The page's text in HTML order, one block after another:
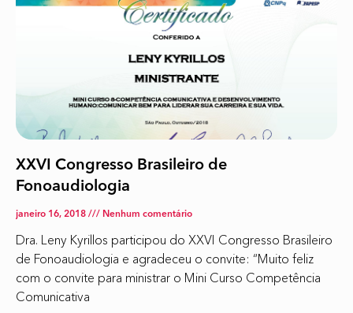
XXVI Congresso Brasileiro de
Fonoaudiologia
janeiro 16, 2018 Nenhum comentário
Dra. Leny Kyrillos participou do XXVI Congresso Brasileiro
de Fonoaudiologia e agradeceu o convite: “Muito feliz
com o convite para ministrar o Mini Curso Competência
Comunicativa